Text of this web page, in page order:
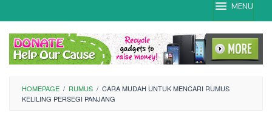
MENU
HOMEPAGE / RUMUS / CARA MUDAH UNTUK MENCARI RUMUS
KELILING PERSEGI PANJANG